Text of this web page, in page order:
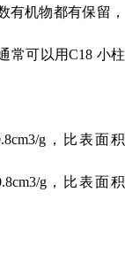
有机物都有保留，
常可以用C18 小柱
g，比表面积
g，比表面积